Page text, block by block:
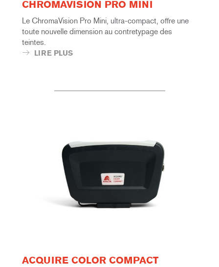
CHROMAVISION PRO MINI
Le ChromaVision Pro Mini, ultra-compact, offre une
toute nouvelle dimension au contretypage des
teintes.
LIRE PLUS
ACQUIRE COLOR COMPACT